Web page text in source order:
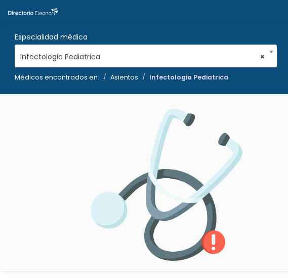
Especialidad médica
×
Infectologia Pediatrica
Médicos encontrados en: Asientos Infectologia Pediatrica